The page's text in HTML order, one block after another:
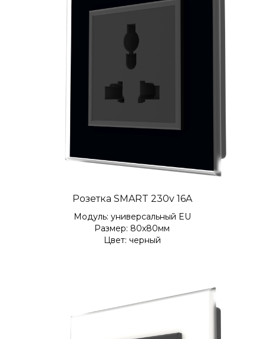
Розетка SMART 230v 16A
Модуль: универсальный EU
Размер: 80х80мм
Цвет: черный